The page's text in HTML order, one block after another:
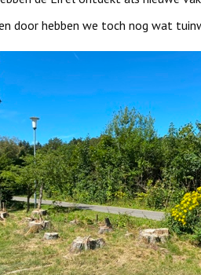
door hebben we toch nog wat